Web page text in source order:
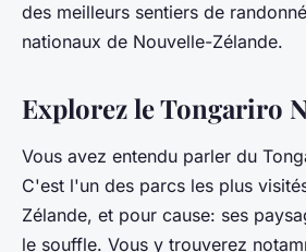
des meilleurs sentiers de
nationaux de Nouvelle-Zélande.
Explorez le Tongariro
Vous avez entendu parler du
C'est l'un des parcs les plus
Zélande, et pour cause: ses
le souffle. Vous y trouverez